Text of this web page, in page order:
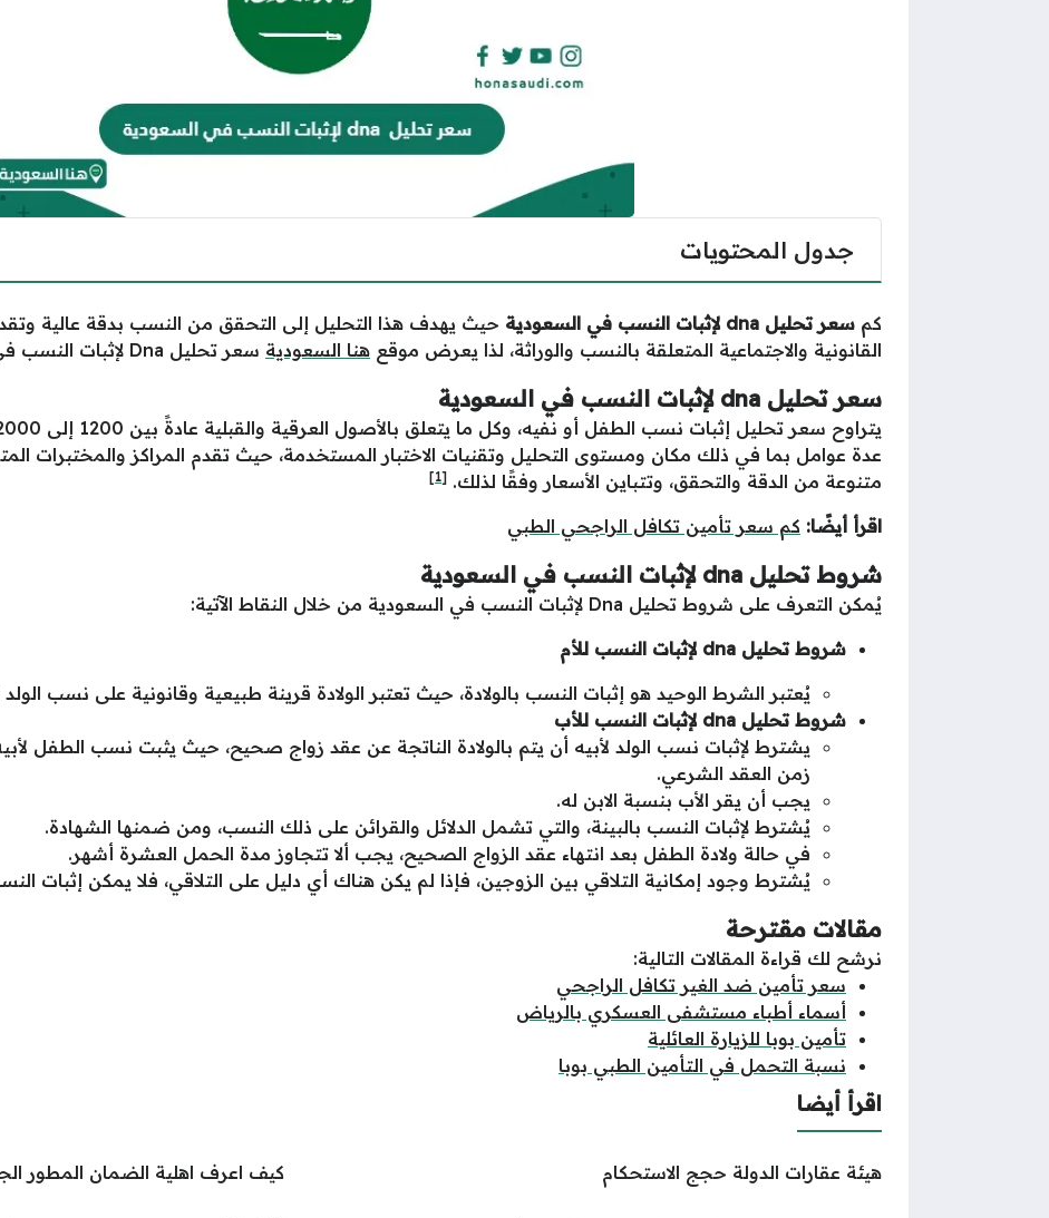
جدول المحتويات
كم سعر تحليل dna لإثبات النسب في السعودية
حيث يهدف هذا التحليل إلى التحقق من النسب بدقة عالية
القانونية والاجتماعية المتعلقة بالنسب والوراثة، لذا يعرض موقع هنا السعودية سعر تحليل Dna لإثبات النسب في السعودية.
سعر تحليل dna لإثبات النسب في السعودية
عدة عوامل بما في ذلك مكان ومستوى التحليل وتقنيات الاختبار المستخدمة، حيث تقدم المراكز والمختبرات
متنوعة من الدقة والتحقق، وتتباين الأسعار وفقًا لذلك. [1]
اقرأ أيضًا: كم سعر تأمين تكافل الراجحي الطبي
شروط تحليل dna لإثبات النسب في السعودية
يُمكن التعرف على شروط تحليل Dna لإثبات النسب في السعودية من خلال النقاط الآتية:
شروط تحليل dna لإثبات النسب للأم
يُعتبر الشرط الوحيد هو إثبات النسب بالولادة، حيث تعتبر الولادة قرينة طبيعية وقانونية على نسب الولد
شروط تحليل dna لإثبات النسب للأب
يشترط لإثبات نسب الولد لأبيه أن يتم بالولادة الناتجة عن عقد زواج صحيح، حيث يثبت نسب الطفل
زمن العقد الشرعي.
يجب أن يقر الأب بنسبة الابن له.
يُشترط لإثبات النسب بالبينة، والتي تشمل الدلائل والقرائن على ذلك النسب، ومن ضمنها الشهادة.
في حالة ولادة الطفل بعد انتهاء عقد الزواج الصحيح، يجب ألا تتجاوز مدة الحمل العشرة أشهر.
يُشترط وجود إمكانية التلاقي بين الزوجين، فإذا لم يكن هناك أي دليل على التلاقي، فلا يمكن إثبات
مقالات مقترحة
نرشح لك قراءة المقالات التالية:
سعر تأمين ضد الغير تكافل الراجحي
أسماء أطباء مستشفى العسكري بالرياض
تأمين بوبا للزيارة العائلية
نسبة التحمل في التأمين الطبي بوبا
اقرأ أيضا
هيئة عقارات الدولة حجج الاستحكام كيف اعرف اهلية الضمان المطور